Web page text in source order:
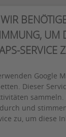
WIR
UM
SERVICE
Google
Dieser
sammeln.
und
zu, um diese